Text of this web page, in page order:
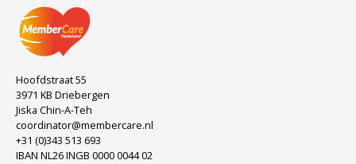
Hoofdstraat 55
3971 KB Driebergen
Jiska Chin-A-Teh
coordinator@membercare.nl
+31 (0)343 513 693
IBAN NL26 INGB 0000 0044 02